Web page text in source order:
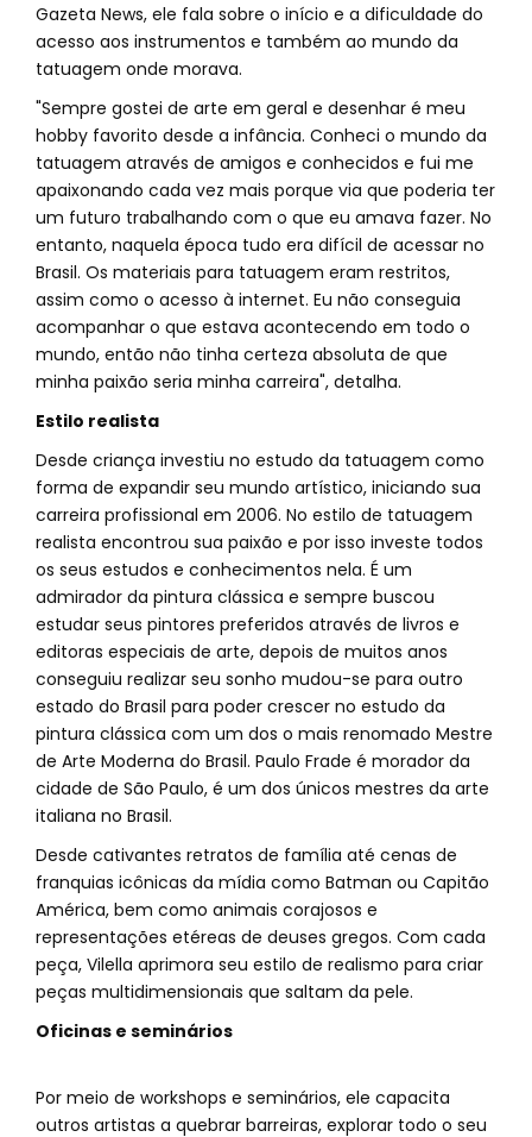
Gazeta News, ele fala sobre o início e a dificuldade do
acesso aos instrumentos e também ao mundo da
tatuagem onde morava.
"Sempre gostei de arte em geral e desenhar é meu
hobby favorito desde a infância. Conheci o mundo da
tatuagem através de amigos e conhecidos e fui me
apaixonando cada vez mais porque via que poderia ter
um futuro trabalhando com o que eu amava fazer. No
entanto, naquela época tudo era difícil de acessar no
Brasil. Os materiais para tatuagem eram restritos,
assim como o acesso à internet. Eu não conseguia
acompanhar o que estava acontecendo em todo o
mundo, então não tinha certeza absoluta de que
minha paixão seria minha carreira", detalha.
Estilo realista
Desde criança investiu no estudo da tatuagem como
forma de expandir seu mundo artístico, iniciando sua
carreira profissional em 2006. No estilo de tatuagem
realista encontrou sua paixão e por isso investe todos
os seus estudos e conhecimentos nela. É um
admirador da pintura clássica e sempre buscou
estudar seus pintores preferidos através de livros e
editoras especiais de arte, depois de muitos anos
conseguiu realizar seu sonho mudou-se para outro
estado do Brasil para poder crescer no estudo da
pintura clássica com um dos o mais renomado Mestre
de Arte Moderna do Brasil. Paulo Frade é morador da
cidade de São Paulo, é um dos únicos mestres da arte
italiana no Brasil.
Desde cativantes retratos de família até cenas de
franquias icônicas da mídia como Batman ou Capitão
América, bem como animais corajosos e
representações etéreas de deuses gregos. Com cada
peça, Vilella aprimora seu estilo de realismo para criar
peças multidimensionais que saltam da pele.
Oficinas e seminários
Por meio de workshops e seminários, ele capacita
outros artistas a quebrar barreiras, explorar todo o seu